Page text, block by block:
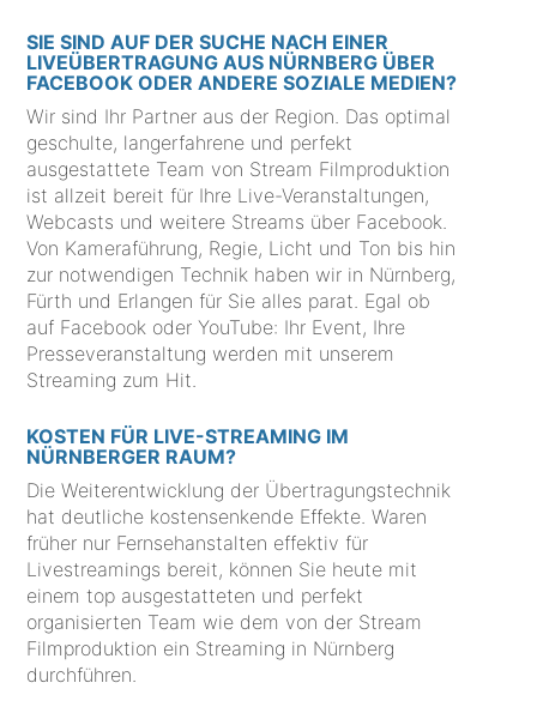
SIE SIND AUF DER SUCHE NACH EINER
LIVEÜBERTRAGUNG AUS NÜRNBERG ÜBER
FACEBOOK ODER ANDERE SOZIALE MEDIEN?
Wir sind Ihr Partner aus der Region. Das optimal
geschulte, langerfahrene und perfekt
ausgestattete Team von Stream Filmproduktion
ist allzeit bereit für Ihre Live-Veranstaltungen,
Webcasts und weitere Streams über Facebook.
Von Kameraführung, Regie, Licht und Ton bis hin
zur notwendigen Technik haben wir in Nürnberg,
Fürth und Erlangen für Sie alles parat. Egal ob
auf Facebook oder YouTube: Ihr Event, Ihre
Presseveranstaltung werden mit unserem
Streaming zum Hit.
KOSTEN FÜR LIVE-STREAMING IM
NÜRNBERGER RAUM?
Die Weiterentwicklung der Übertragungstechnik
hat deutliche kostensenkende Effekte. Waren
früher nur Fernsehanstalten effektiv für
Livestreamings bereit, können Sie heute mit
einem top ausgestatteten und perfekt
organisierten Team wie dem von der Stream
Filmproduktion ein Streaming in Nürnberg
durchführen.